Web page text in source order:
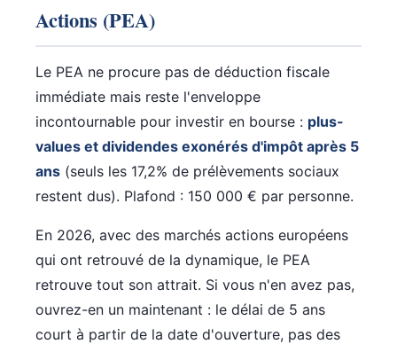
Actions (PEA)
Le PEA ne procure pas de déduction fiscale
immédiate mais reste l'enveloppe
incontournable pour investir en bourse : plus-
values et dividendes exonérés d'impôt après 5
ans (seuls les 17,2% de prélèvements sociaux
restent dus). Plafond : 150 000 € par personne.
En 2026, avec des marchés actions européens
qui ont retrouvé de la dynamique, le PEA
retrouve tout son attrait. Si vous n'en avez pas,
ouvrez-en un maintenant : le délai de 5 ans
court à partir de la date d'ouverture, pas des